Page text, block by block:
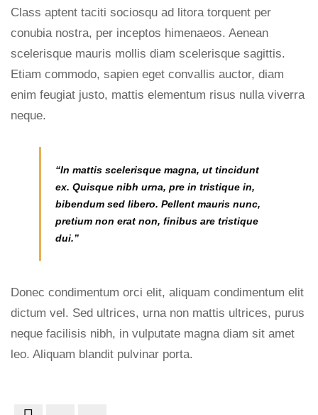
Class aptent taciti sociosqu ad litora torquent per
conubia nostra, per inceptos himenaeos. Aenean
scelerisque mauris mollis diam scelerisque sagittis.
Etiam commodo, sapien eget convallis auctor, diam
enim feugiat justo, mattis elementum risus nulla viverra
neque.
“In mattis scelerisque magna, ut tincidunt
ex. Quisque nibh urna, pre in tristique in,
bibendum sed libero. Pellent mauris nunc,
pretium non erat non, finibus are tristique
dui.”
Donec condimentum orci elit, aliquam condimentum elit
dictum vel. Sed ultrices, urna non mattis ultrices, purus
neque facilisis nibh, in vulputate magna diam sit amet
leo. Aliquam blandit pulvinar porta.